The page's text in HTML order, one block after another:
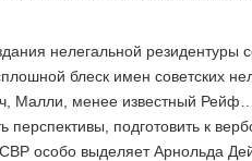
нелегальной резидентуры
блеск имен советских
Малли, менее известный Рейф…
перспективы, подготовить к
особо выделяет Арнольда